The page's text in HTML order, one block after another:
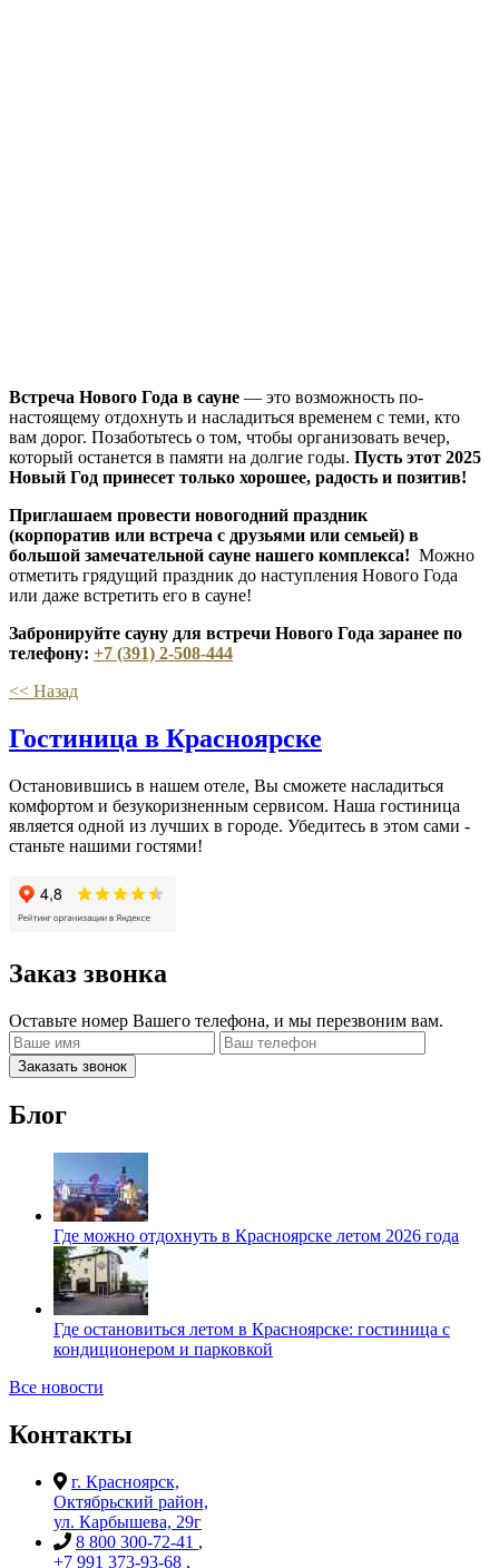
Встреча Нового Года в сауне — это возможность по-
настоящему отдохнуть и насладиться временем с теми, кто
вам дорог. Позаботьтесь о том, чтобы организовать вечер,
который останется в памяти на долгие годы. Пусть этот 2025
Новый Год принесет только хорошее, радость и позитив!
Приглашаем провести новогодний праздник
(корпоратив или встреча с друзьями или семьей) в
большой замечательной сауне нашего комплекса! Можно
отметить грядущий праздник до наступления Нового Года
или даже встретить его в сауне!
Забронируйте сауну для встречи Нового Года заранее по
телефону: +7 (391) 2-508-444
<< Назад
Гостиница в Красноярске
Остановившись в нашем отеле, Вы сможете насладиться
комфортом и безукоризненным сервисом. Наша гостиница
является одной из лучших в городе. Убедитесь в этом сами -
станьте нашими гостями!
Заказ звонка
Оставьте номер Вашего телефона, и мы перезвоним вам.
Заказать звонок
Блог
Где можно отдохнуть в Красноярске летом 2026 года
Где остановиться летом в Красноярске: гостиница с
кондиционером и парковкой
Все новости
Контакты
г. Красноярск,
Октябрьский район,
ул. Карбышева, 29г
8 800 300-72-41 ,
+7 991 373-93-68 ,